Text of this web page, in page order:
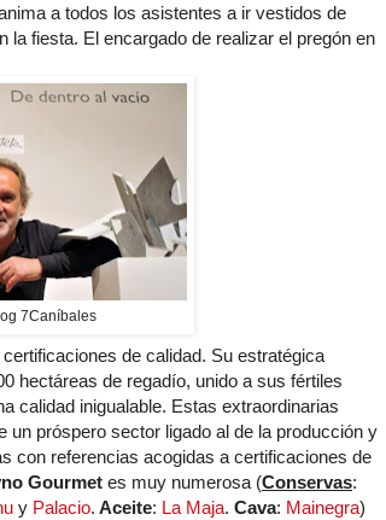
a todos los asistentes a ir vestidos de
fiesta. El encargado de realizar el pregón en
7Caníbales
de calidad. Su estratégica
hectáreas de regadío, unido a sus fértiles
calidad inigualable. Estas extraordinarias
un próspero sector ligado al de la producción y
con referencias acogidas a certificaciones de
Gourmet es muy numerosa (Conservas:
y Palacio. Aceite: La Maja. Cava: Mainegra)